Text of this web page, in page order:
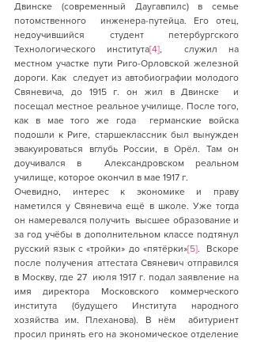
Двинске (современный Даугавпилс) в семье
потомственного  инженера-путейца. Его отец,
недоучившийся студент петербургского
Технологического института[4],  служил на
местном участке пути Риго-Орловской железной
дороги. Как  следует из автобиографии молодого
Свяневича, до 1915 г. он жил в Двинске  и
посещал местное реальное училище. После того,
как в мае того же года  германские войска
подошли к Риге, старшеклассник был вынужден
эвакуироваться вглубь России, в Орёл. Там он
доучивался в  Александровском реальном
училище, которое окончил в мае 1917 г.
Очевидно, интерес к экономике и праву
наметился у Свяневича ещё в школе. Уже тогда
он намеревался получить  высшее образование и
за год учёбы в дополнительном классе подтянул
русский язык с «тройки» до «пятёрки»[5].  Вскоре
после получения аттестата Свяневич отправился
в Москву, где 27  июля 1917 г. подал заявление на
имя директора Московского коммерческого
института (будущего Института народного
хозяйства им. Плеханова). В нём  абитуриент
просил принять его на экономическое отделение